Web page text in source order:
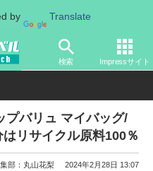
by Translate
検索 Impressサイト
行グッズ バッグ
プバリュ マイバッグ/
リサイクル原料100％
部：丸山花梨 2024年2月28日 13:07